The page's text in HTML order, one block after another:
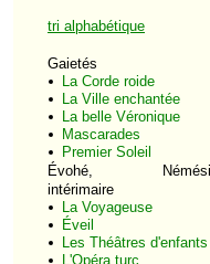
tri alphabétique
Gaietés
La Corde roide
La Ville enchantée
La belle Véronique
Mascarades
Premier Soleil
Évohé,
intérimaire
La Voyageuse
Éveil
Les Théâtres d'enfants
L'Opéra turc